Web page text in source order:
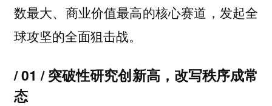
数最大、商业价值最高的核心赛道，发起全
球攻坚的全面狙击战。
/ 01 / 突破性研究创新高，改写秩序成常
态